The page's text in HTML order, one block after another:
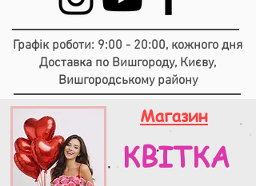
Графік роботи: 9:00 - 20:00, кожного дня
Доставка по Вишгороду, Києву,
Вишгородському району
Магазин
КВІТКА